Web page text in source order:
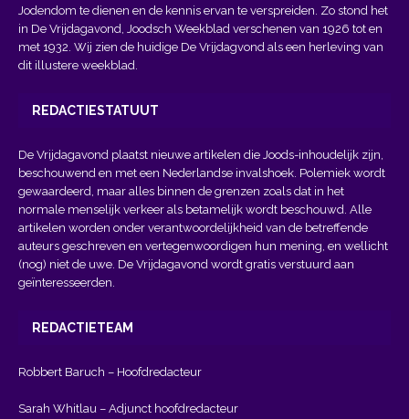
Jodendom te dienen en de kennis ervan te verspreiden. Zo stond het
in De Vrijdagavond, Joodsch Weekblad verschenen van 1926 tot en
met 1932. Wij zien de huidige De Vrijdagvond als een herleving van
dit illustere weekblad.
REDACTIESTATUUT
De Vrijdagavond plaatst nieuwe artikelen die Joods-inhoudelijk zijn,
beschouwend en met een Nederlandse invalshoek. Polemiek wordt
gewaardeerd, maar alles binnen de grenzen zoals dat in het
normale menselijk verkeer als betamelijk wordt beschouwd. Alle
artikelen worden onder verantwoordelijkheid van de betreffende
auteurs geschreven en vertegenwoordigen hun mening, en wellicht
(nog) niet de uwe. De Vrijdagavond wordt gratis verstuurd aan
geïnteresseerden.
REDACTIETEAM
Robbert Baruch – Hoofdredacteur
Sarah Whitlau – Adjunct hoofdredacteur